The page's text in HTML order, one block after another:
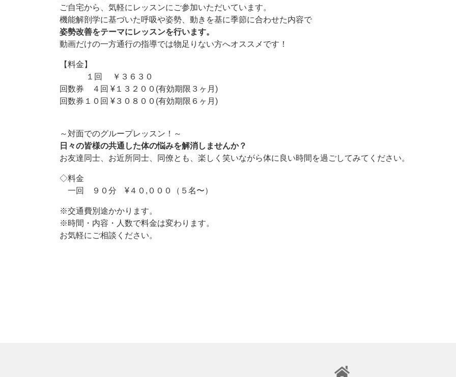
ご自宅から、気軽にレッスンにご参加いただいています。
機能解剖学に基づいた呼吸や姿勢、動きを基に季節に合わせた内容で
姿勢改善をテーマにレッスンを行います。
動画だけの一方通行の指導では物足りない方へオススメです！
【料金】
１回 ￥３６３０
回数券 ４回 ¥１３２００(有効期限３ヶ月)
回数券１０回 ¥３０８００(有効期限６ヶ月)
～対面でのグループレッスン！～
日々の皆様の共通した体の悩みを解消しませんか？
お友達同士、お近所同士、同僚とも、楽しく笑いながら体に良い時間を過ごしてみてください。
◇料金
一回 ９０分 ¥４０,０００（５名〜）
※交通費別途かかります。
※時間・内容・人数で料金は変わります。
お気軽にご相談ください。